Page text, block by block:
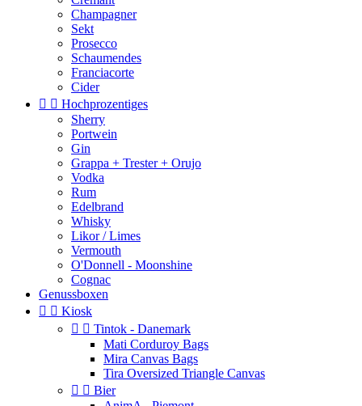
Champagner
Sekt
Prosecco
Schaumendes
Franciacorte
Cider
  Hochprozentiges
Sherry
Portwein
Gin
Grappa + Trester + Orujo
Vodka
Rum
Edelbrand
Whisky
Likor / Limes
Vermouth
O'Donnell - Moonshine
Cognac
Genussboxen
  Kiosk
  Tintok - Danemark
Mati Corduroy Bags
Mira Canvas Bags
Tira Oversized Triangle Canvas
  Bier